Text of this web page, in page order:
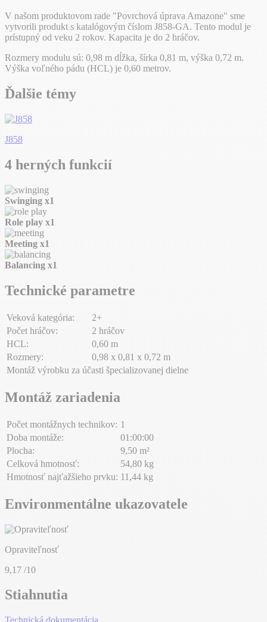
V našom produktovom rade "Povrchová úprava Amazone" sme
vytvorili produkt s katalógovým číslom J858-GA. Tento modul je
prístupný od veku 2 rokov. Kapacita je do 2 hráčov.
Rozmery modulu sú: 0,98 m dĺžka, šírka 0,81 m, výška 0,72 m.
Výška voľného pádu (HCL) je 0,60 metrov.
Ďalšie témy
J858
4 herných funkcií
Swinging x1
Role play x1
Meeting x1
Balancing x1
Technické parametre
Veková kategória:
2+
Počet hráčov:
2 hráčov
HCL:
0,60 m
Rozmery:
0,98 x 0,81 x 0,72 m
Montáž výrobku za účasti špecializovanej dielne
Montáž zariadenia
Počet montážnych technikov: 1
Doba montáže:
01:00:00
Plocha:
9,50 m²
Celková hmotnosť:
54,80 kg
Hmotnosť najťažšieho prvku: 11,44 kg
Environmentálne ukazovatele
Opraviteľnosť
9,17 /10
Stiahnutia